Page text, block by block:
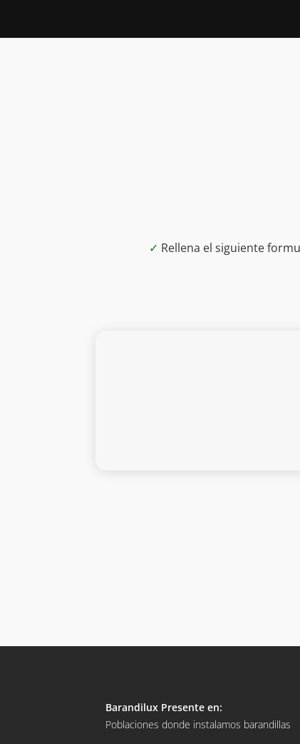
✓ Rellena el siguiente
Barandilux Presente en:
Poblaciones donde instalamos barandillas